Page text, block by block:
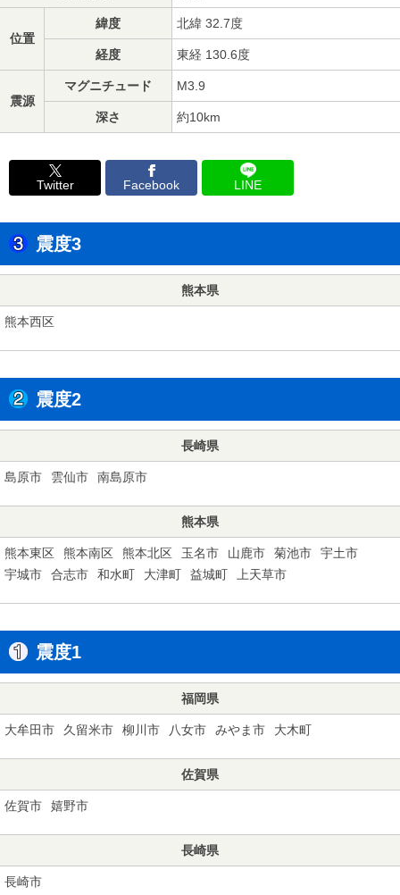
位置
緯度 北緯 32.7度
経度 東経 130.6度
震源
マグニチュード M3.9
深さ 約10km
Twitter Facebook LINE
震度3
熊本県
熊本西区
震度2
長崎県
島原市 雲仙市 南島原市
熊本県
熊本東区 熊本南区 熊本北区 玉名市 山鹿市 菊池市
宇土市
宇城市
合志市 和水町 大津町 益城町 上天草市
震度1
福岡県
大牟田市 久留米市 柳川市 八女市 みやま市 大木町
佐賀県
佐賀市 嬉野市
長崎県
長崎市